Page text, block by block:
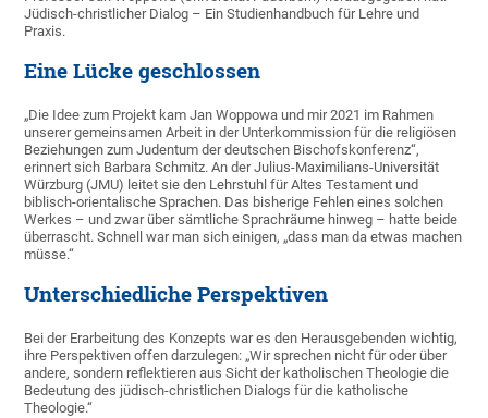
Jüdisch-christlicher Dialog – Ein Studienhandbuch für Lehre und
Praxis.
Eine Lücke geschlossen
„Die Idee zum Projekt kam Jan Woppowa und mir 2021 im Rahmen
unserer gemeinsamen Arbeit in der Unterkommission für die religiösen
Beziehungen zum Judentum der deutschen Bischofskonferenz“,
erinnert sich Barbara Schmitz. An der Julius-Maximilians-Universität
Würzburg (JMU) leitet sie den Lehrstuhl für Altes Testament und
biblisch-orientalische Sprachen. Das bisherige Fehlen eines solchen
Werkes – und zwar über sämtliche Sprachräume hinweg – hatte beide
überrascht. Schnell war man sich einigen, „dass man da etwas machen
müsse.“
Unterschiedliche Perspektiven
Bei der Erarbeitung des Konzepts war es den Herausgebenden wichtig,
ihre Perspektiven offen darzulegen: „Wir sprechen nicht für oder über
andere, sondern reflektieren aus Sicht der katholischen Theologie die
Bedeutung des jüdisch-christlichen Dialogs für die katholische
Theologie.“